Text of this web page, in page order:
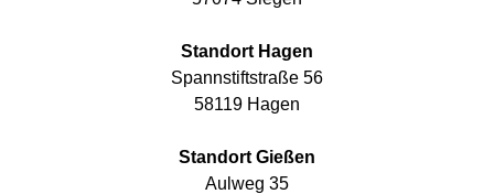
Standort Hagen
Spannstiftstraße 56
58119 Hagen
Standort Gießen
Aulweg 35